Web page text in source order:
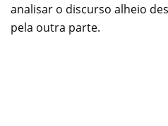
analisar o discurso alheio
pela outra parte.